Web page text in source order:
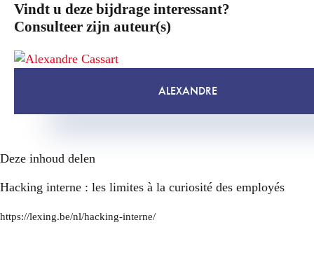
Vindt u deze bijdrage interessant?
Consulteer zijn auteur(s)
ALEXANDRE
Deze inhoud delen
Hacking interne : les limites à la curiosité des employés
https://lexing.be/nl/hacking-interne/